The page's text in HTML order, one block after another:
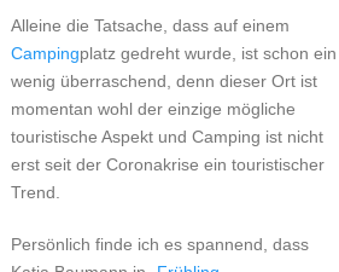
Alleine die Tatsache, dass auf einem
Campingplatz gedreht wurde, ist schon ein
wenig überraschend, denn dieser Ort ist
momentan wohl der einzige mögliche
touristische Aspekt und Camping ist nicht
erst seit der Coronakrise ein touristischer
Trend.
Persönlich finde ich es spannend, dass